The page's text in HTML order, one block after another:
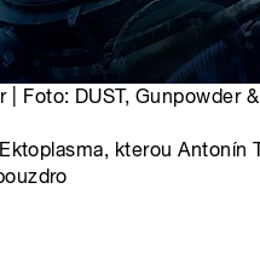
| Foto: DUST, Gunpowder
kterou Antonín